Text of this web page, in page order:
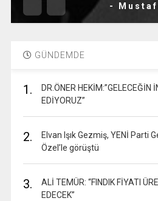
-
GÜNDEMDE
1.
DR.ÖNER HEKİM:”GELECEĞİN
EDİYORUZ”
2.
Elvan Işık Gezmiş, YENİ Parti
Özel’le görüştü
3.
ALİ TEMÜR: “FINDIK FİYATI
EDECEK”